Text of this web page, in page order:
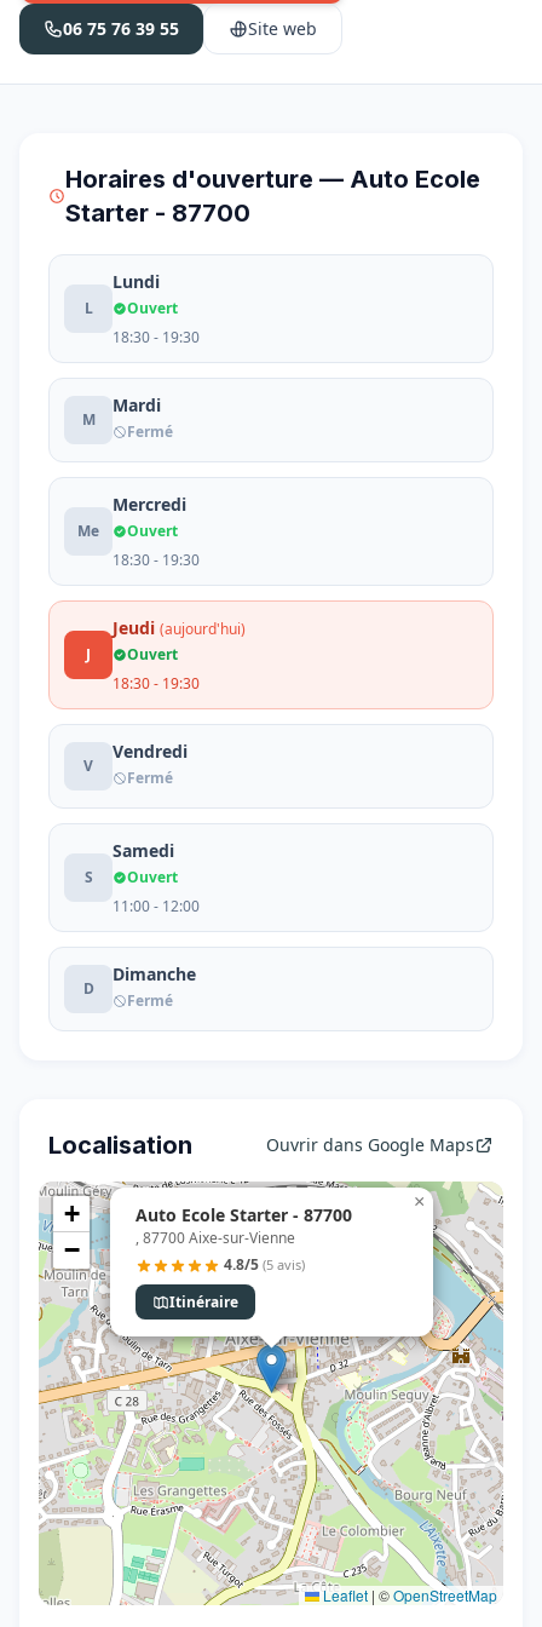
06 75 76 39 55 Site web
Horaires d'ouverture — Auto Ecole
Starter - 87700
L
Lundi
Ouvert
18:30 - 19:30
M
Mardi
Fermé
Me
Mercredi
Ouvert
18:30 - 19:30
J
Jeudi (aujourd'hui)
Ouvert
18:30 - 19:30
V
Vendredi
Fermé
S
Samedi
Ouvert
11:00 - 12:00
D
Dimanche
Fermé
Localisation Ouvrir dans Google Maps
Auto Ecole Starter - 87700
, 87700 Aixe-sur-Vienne
4.8/5 (5 avis)
Itinéraire
×
+
−
Leaflet | ©OpenStreetMap